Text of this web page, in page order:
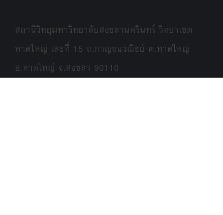
สถานีวิทยุมหาวิทยาลัยสงขลานครินทร์ วิทยาเขต
หาดใหญ่ เลขที่ 15 ถ.กาญจนวณิชย์ ต.หาดใหญ่
อ.หาดใหญ่ จ.สงขลา 90110